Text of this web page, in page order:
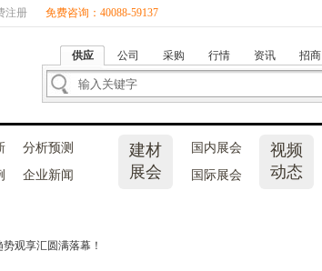
注册 免费咨询：40088-59137
供应 公司 采购 行情 资讯 招商
分析预测
企业新闻
建材
展会
国内展会
国际展会
视频
动态
观享汇圆满落幕！